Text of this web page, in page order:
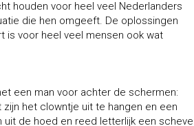
houden voor heel veel Nederlanders
die hen omgeeft. De oplossingen
is voor heel veel mensen ook wat
een man voor achter de schermen:
het clowntje uit te hangen en een
uit de hoed en reed letterlijk een scheve